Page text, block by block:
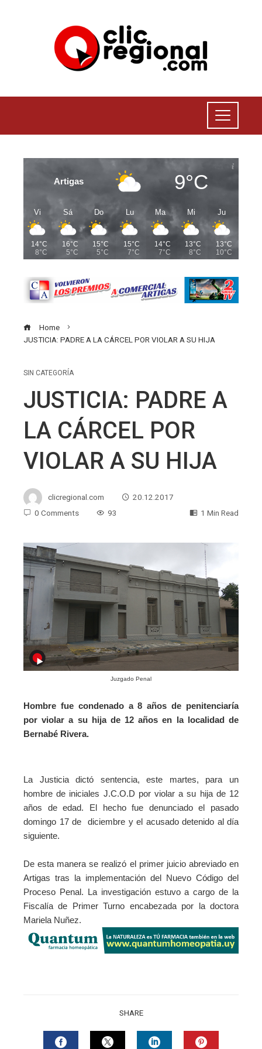
Artigas 9°C
Vi
14°C
8°C
Sá
16°C
5°C
Do
15°C
5°C
Lu
15°C
7°C
Ma
14°C
7°C
Mi
13°C
8°C
Ju
13°C
10°C
Home
JUSTICIA: PADRE A LA CÁRCEL POR VIOLAR A SU HIJA
SIN CATEGORÍA
JUSTICIA: PADRE A
LA CÁRCEL POR
VIOLAR A SU HIJA
clicregional.com
20.12.2017
0 Comments
93 1 Min Read
Juzgado Penal
Hombre fue condenado a 8 años de penitenciaría
por violar a su hija de 12 años en la localidad de
Bernabé Rivera.
La Justicia dictó sentencia, este martes, para un
hombre de iniciales J.C.O.D por violar a su hija de 12
años de edad. El hecho fue denunciado el pasado
domingo 17 de diciembre y el acusado detenido al día
siguiente.
De esta manera se realizó el primer juicio abreviado en
Artigas tras la implementación del Nuevo Código del
Proceso Penal. La investigación estuvo a cargo de la
Fiscalía de Primer Turno encabezada por la doctora
Mariela Nuñez.
SHARE